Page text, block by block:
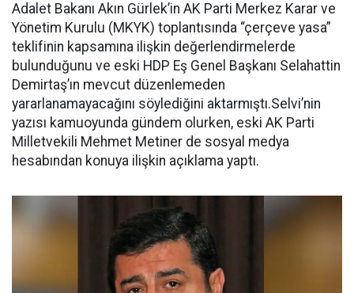
Adalet Bakanı Akın Gürlek’in AK Parti Merkez Karar ve
Yönetim Kurulu (MKYK) toplantısında “çerçeve yasa”
teklifinin kapsamına ilişkin değerlendirmelerde
bulunduğunu ve eski HDP Eş Genel Başkanı Selahattin
Demirtaş’ın mevcut düzenlemeden
yararlanamayacağını söylediğini aktarmıştı.Selvi’nin
yazısı kamuoyunda gündem olurken, eski AK Parti
Milletvekili Mehmet Metiner de sosyal medya
hesabından konuya ilişkin açıklama yaptı.